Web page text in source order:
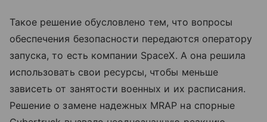
Такое решение обусловлено тем, что вопросы
обеспечения безопасности передаются оператору
запуска, то есть компании SpaceX. А она решила
использовать свои ресурсы, чтобы меньше
зависеть от занятости военных и их расписания.
Решение о замене надежных MRAP на спорные